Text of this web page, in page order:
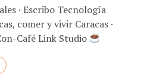
· Escribo Tecnología
comer y vivir Caracas ·
Café Link Studio